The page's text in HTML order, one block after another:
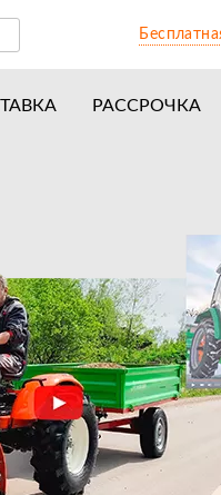
РАССРОЧКА